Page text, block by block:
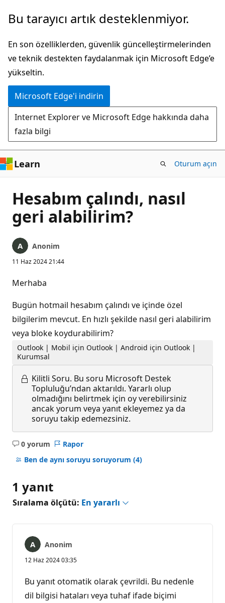
Ana
atla
Bu tarayıcı artık desteklenmiyor.
En son özelliklerden, güvenlik güncelleştirmelerinden
ve teknik destekten faydalanmak için Microsoft Edge’e
yükseltin.
Microsoft Edge'i indirin
Internet Explorer ve Microsoft Edge hakkında daha
fazla bilgi
Learn Oturum açın
Hesabım çalındı, nasıl
geri alabilirim?
Anonim
11 Haz 2024 21:44
Merhaba
Bugün hotmail hesabım çalındı ve içinde özel
bilgilerim mevcut. En hızlı şekilde nasıl geri alabilirim
veya bloke koydurabilirim?
Outlook | Mobil için Outlook | Android için Outlook |
Kurumsal
Kilitli Soru. Bu soru Microsoft Destek
Topluluğu’ndan aktarıldı. Yararlı olup
olmadığını belirtmek için oy verebilirsiniz
ancak yorum veya yanıt ekleyemez ya da
soruyu takip edemezsiniz.
0 yorum
Açıklama
yok
Rapor
Ben de aynı soruyu soruyorum (4)
1 yanıt
Sıralama ölçütü: En yararlı
Anonim
12 Haz 2024 03:35
Bu yanıt otomatik olarak çevrildi. Bu nedenle
dil bilgisi hataları veya tuhaf ifade biçimi